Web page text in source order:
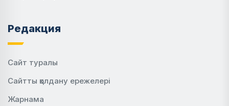
Редакция
Сайт туралы
Сайтты қолдану ережелері
Жарнама